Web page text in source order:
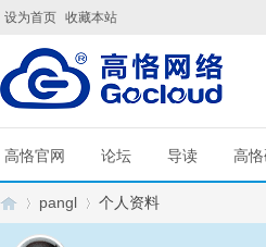
设为首页 收藏本站
高恪官网 论坛 导读 高
pangl 个人资料